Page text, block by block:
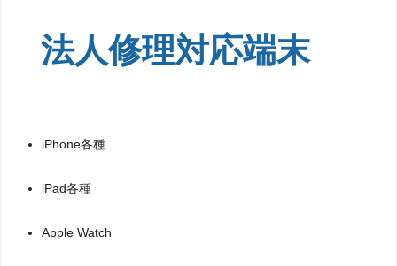
法人修理対応端末
iPhone各種
iPad各種
Apple Watch